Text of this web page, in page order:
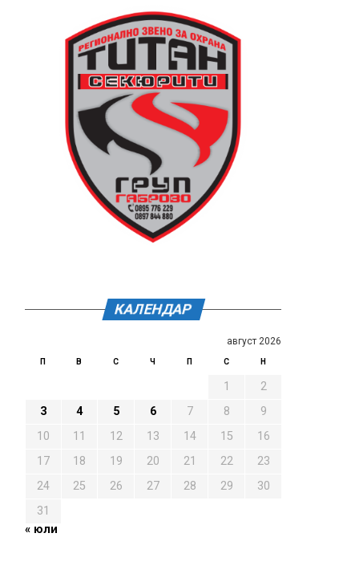
КАЛЕНДАР
август 2026
П В С Ч П С Н
1
2
3
4 5 6 7 8
9
10
11 12 13 14 15
16
17
18 19 20 21 22
23
24
25 26 27 28 29
30
31
« юли